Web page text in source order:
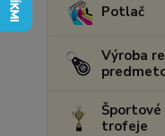
Potlač
Výroba
Športové
trofeje